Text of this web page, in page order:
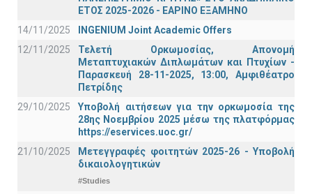
ΕΤΟΣ 2025-2026 - ΕΑΡΙΝΟ ΕΞΑΜΗΝΟ
14/11/2025
INGENIUM Joint Academic Offers
12/11/2025
Τελετή Ορκωμοσίας, Απονομή
Μεταπτυχιακών Διπλωμάτων και Πτυχίων -
Παρασκευή 28-11-2025, 13:00, Αμφιθέατρο
Πετρίδης
29/10/2025
Υποβολή αιτήσεων για την ορκωμοσία της
28ης Νοεμβρίου 2025 μέσω της πλατφόρμας
https://eservices.uoc.gr/
21/10/2025
Μετεγγραφές φοιτητών 2025-26 - Υποβολή
δικαιολογητικών
#Studies